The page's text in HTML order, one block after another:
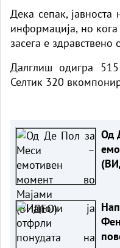
Дека сепак,
информација, но
засега е здравствено
Далглиш одигра
Селтик 320
Од